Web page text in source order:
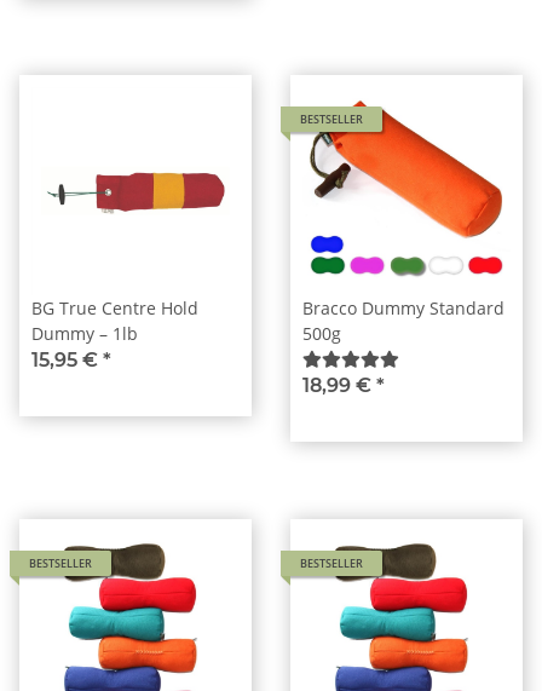
BG True Centre Hold
Dummy – 1lb
15,95 € *
BESTSELLER
Bracco Dummy Standard
500g
18,99 € *
BESTSELLER BESTSELLER